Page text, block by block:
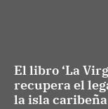
El libro ‘La
recupera el
la isla caribeña